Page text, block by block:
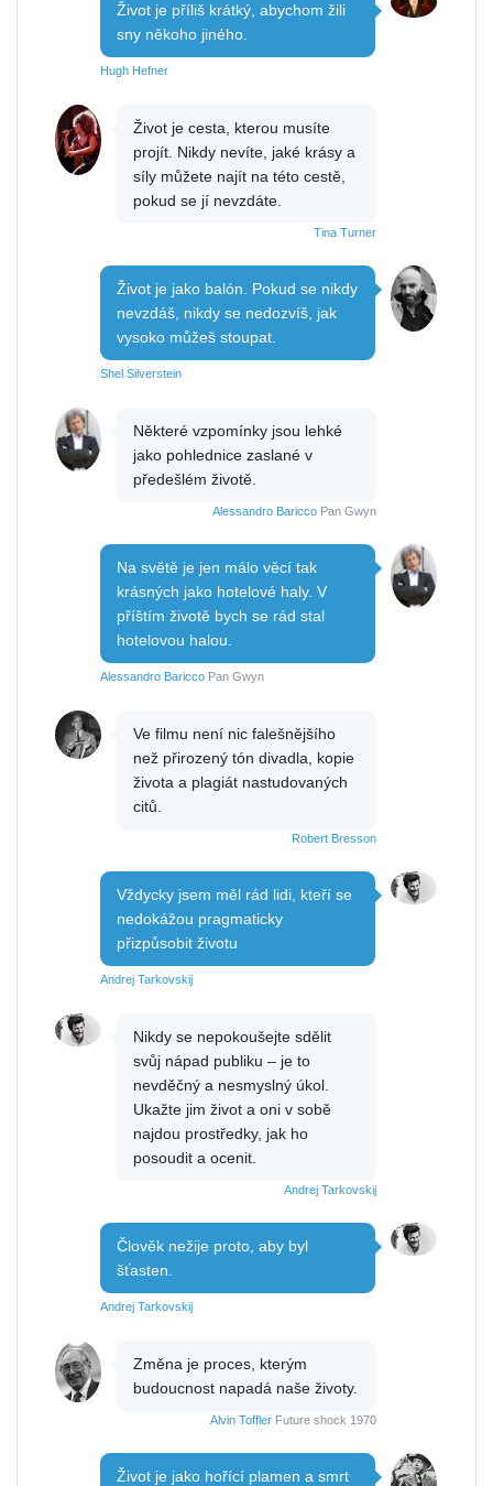
Život je příliš krátký, abychom žili
sny někoho jiného.
Hugh Hefner
Život je cesta, kterou musíte
projít. Nikdy nevíte, jaké krásy a
síly můžete najít na této cestě,
pokud se jí nevzdáte.
Tina Turner
Život je jako balón. Pokud se nikdy
nevzdáš, nikdy se nedozvíš, jak
vysoko můžeš stoupat.
Shel Silverstein
Některé vzpomínky jsou lehké
jako pohlednice zaslané v
předešlém životě.
Alessandro Baricco Pan Gwyn
Na světě je jen málo věcí tak
krásných jako hotelové haly. V
příštím životě bych se rád stal
hotelovou halou.
Alessandro Baricco Pan Gwyn
Ve filmu není nic falešnějšího
než přirozený tón divadla, kopie
života a plagiát nastudovaných
citů.
Robert Bresson
Vždycky jsem měl rád lidi, kteří se
nedokážou pragmaticky
přizpůsobit životu
Andrej Tarkovskij
Nikdy se nepokoušejte sdělit
svůj nápad publiku – je to
nevděčný a nesmyslný úkol.
Ukažte jim život a oni v sobě
najdou prostředky, jak ho
posoudit a ocenit.
Andrej Tarkovskij
Člověk nežije proto, aby byl
šťasten.
Andrej Tarkovskij
Změna je proces, kterým
budoucnost napadá naše životy.
Alvin Toffler Future shock 1970
Život je jako hořící plamen a smrt